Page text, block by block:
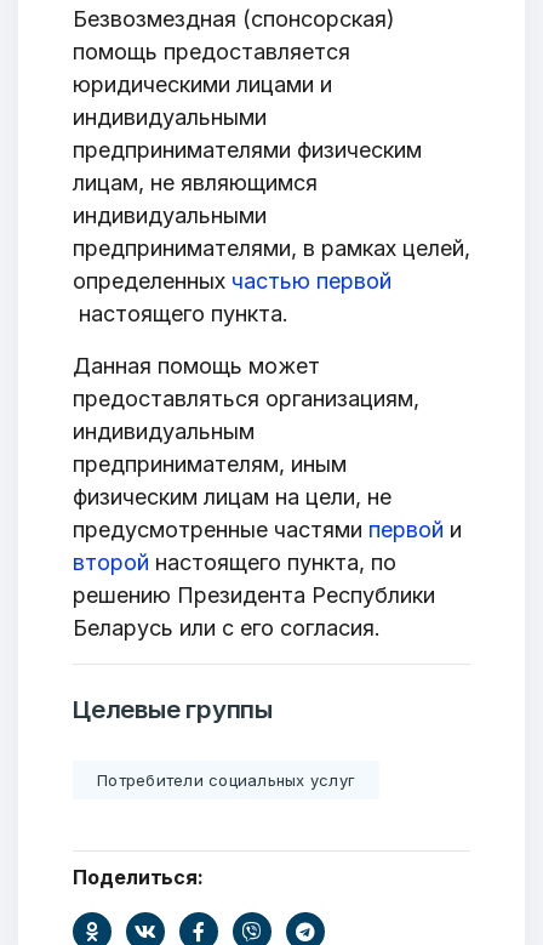
ОТПРАВИТЬ
Безвозмездная (спонсорская)
помощь предоставляется
юридическими лицами и
индивидуальными
предпринимателями физическим
лицам, не являющимся
индивидуальными
предпринимателями, в рамках целей,
определенных частью первой
настоящего пункта.
Данная помощь может
предоставляться организациям,
индивидуальным
предпринимателям, иным
физическим лицам на цели, не
предусмотренные частями первой и
второй настоящего пункта, по
решению Президента Республики
Беларусь или с его согласия.
Целевые группы
Потребители социальных услуг
Поделиться: